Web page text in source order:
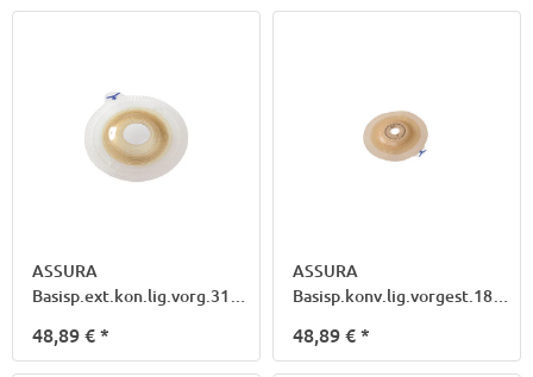
ASSURA
Basisp.ext.kon.lig.vorg.31mm
48,89 €*
ASSURA
Basisp.konv.lig.vorgest.18mm
48,89 €*